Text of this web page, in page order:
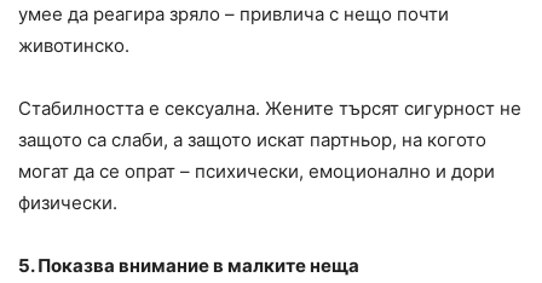
умее да реагира зряло – привлича с нещо почти
животинско.
Стабилността е сексуална. Жените търсят сигурност не
защото са слаби, а защото искат партньор, на когото
могат да се опрат – психически, емоционално и дори
физически.
5. Показва внимание в малките неща